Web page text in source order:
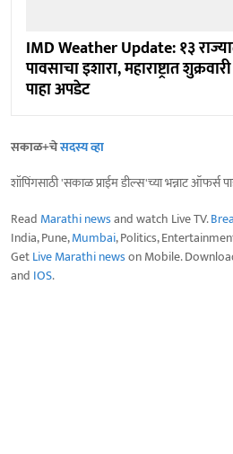
IMD Weather Update: १३
पावसाचा इशारा, महाराष्ट्रात
पाहा अपडेट
सकाळ+चेसदस्य व्हा
शॉपिंगसाठी 'सकाळ प्राईम डील्स'च्या भन्नाट ऑफर्स
Read Marathi newsand watch Live TV.
India, Pune,Mumbai, Politics,
GetLive Marathi newson Mobile.
and IOS.